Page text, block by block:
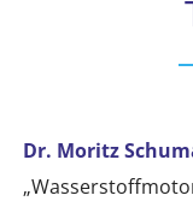
Dr. Moritz